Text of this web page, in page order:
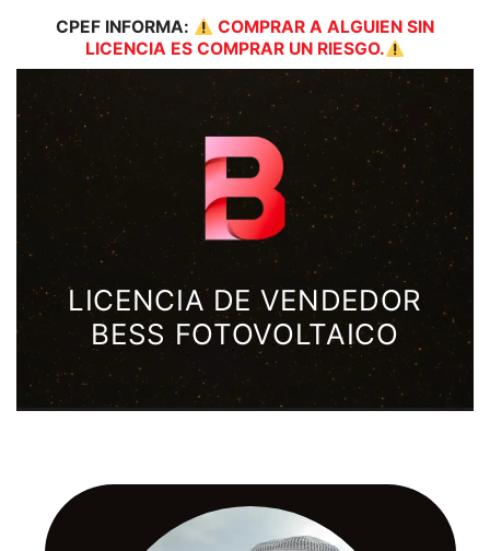
CPEF INFORMA:
COMPRAR A ALGUIEN SIN
LICENCIA ES COMPRAR UN RIESGO.
LICENCIA DE VENDEDOR
BESS FOTOVOLTAICO